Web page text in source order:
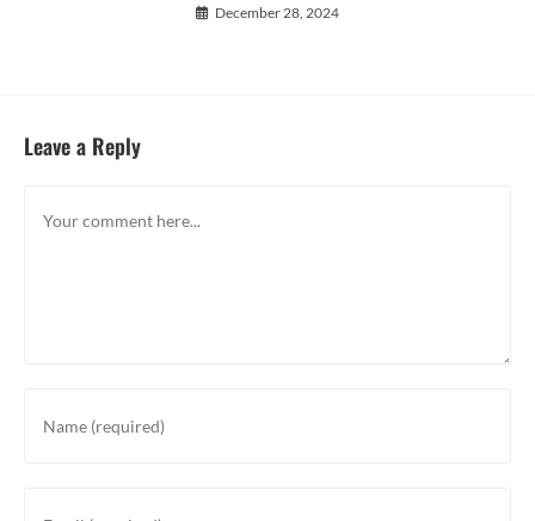
December 28, 2024
Leave a Reply
your